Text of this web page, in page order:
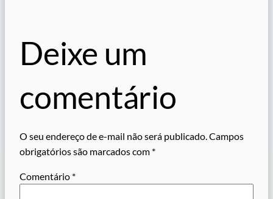
Deixe um
comentário
O seu endereço de e-mail não será publicado.Campos
obrigatórios são marcados com *
Comentário *